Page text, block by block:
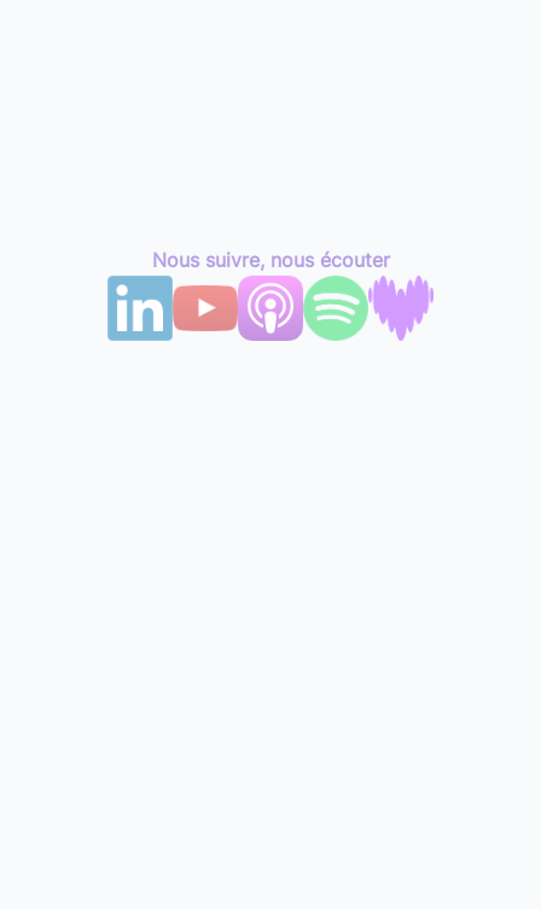
Nous suivre, nous écouter